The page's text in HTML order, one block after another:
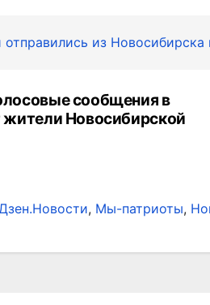
отправились из
сообщения в
жители Новосибирской
, Мы-патриоты,